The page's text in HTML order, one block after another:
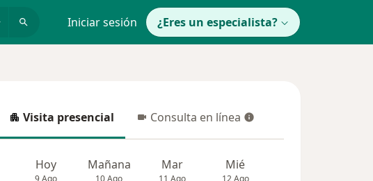
Iniciar sesión ¿Eres un especialista?
Visita presencial
Visita presencial Consulta en línea
Consulta en línea
Hoy Mañana Mar Mié